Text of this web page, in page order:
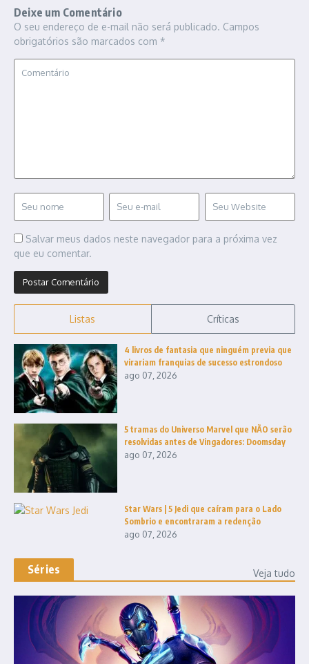
Deixe um Comentário
O seu endereço de e-mail não será publicado. Campos
obrigatórios são marcados com *
Salvar meus dados neste navegador para a próxima vez
que eu comentar.
Listas Críticas
4 livros de fantasia que ninguém previa que
virariam franquias de sucesso estrondoso
ago 07, 2026
5 tramas do Universo Marvel que NÃO serão
resolvidas antes de Vingadores: Doomsday
ago 07, 2026
Star Wars | 5 Jedi que caíram para o Lado
Sombrio e encontraram a redenção
ago 07, 2026
Séries Veja tudo